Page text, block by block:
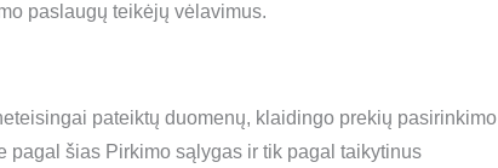
paslaugų teikėjų vėlavimus.
pateiktų duomenų, klaidingo prekių pasirinkimo
pagal šias Pirkimo sąlygas ir tik pagal taikytinus